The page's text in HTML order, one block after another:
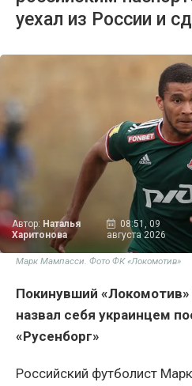
уехал из России и
Автор: Наталья
Харитонова
08:51, 09
августа 2026
Марк Мампасси. Фото ФК «Локомотив»
Покинувший
назвал себя украинцем
«Русенборг»
Российский футболист